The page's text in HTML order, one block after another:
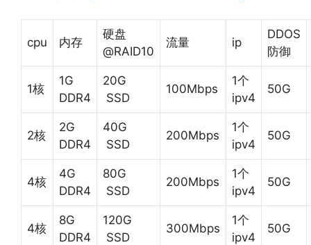
cpu 内存
硬盘
@RAID10
流量 ip
DDOS
防御
1核
1G
DDR4
20G
SSD
100Mbps
1个
ipv4
50G
2核
2G
DDR4
40G
SSD
200Mbps
1个
ipv4
50G
4核
4G
DDR4
80G
SSD
200Mbps
1个
ipv4
50G
4核
8G
DDR4
120G
SSD
300Mbps
1个
ipv4
50G